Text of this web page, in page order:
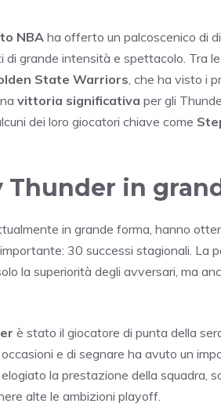
NBAha offerto un palcoscenico di
di grande intensità e spettacolo. Tra
State Warriors , che ha visto i
vittoria significativa per gli
dei loro giocatori chiave come
Thunder in
in grande forma, hanno
30 successi stagionali. La
la superiorità degli avversari, ma
è stato il giocatore di punta della
e di segnare ha avuto un
la prestazione della squadra,
alte le ambizioni playoff.